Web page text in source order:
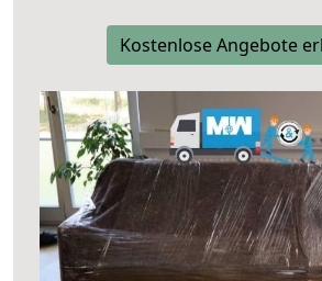
Kostenlose Angebote